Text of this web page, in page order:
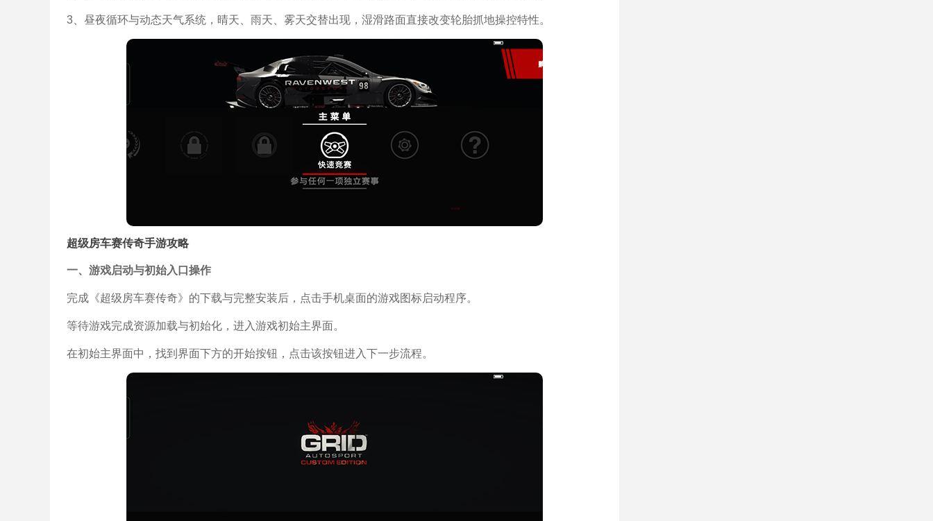
3、昼夜循环与动态天气系统，晴天、雨天、雾天交替出现，湿滑路面直接改变轮胎抓地操控特性。
超级房车赛传奇手游攻略
一、游戏启动与初始入口操作
完成《超级房车赛传奇》的下载与完整安装后，点击手机桌面的游戏图标启动程序。
等待游戏完成资源加载与初始化，进入游戏初始主界面。
在初始主界面中，找到界面下方的开始按钮，点击该按钮进入下一步流程。